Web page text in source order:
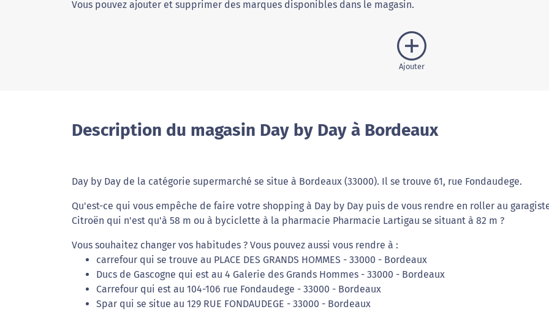
Vous pouvez ajouter et supprimer des marques disponibles dans le magasin.
Ajouter
Description du magasin Day by Day à Bordeaux
Day by Day de la catégorie supermarché se situe à Bordeaux (33000). Il se trouve 61, rue Fondaudege.
Qu'est-ce qui vous empêche de faire votre shopping à Day by Day puis de vous rendre en roller au
Citroën qui n'est qu'à 58 m ou à byciclette à la pharmacie Pharmacie Lartigau se situant à 82 m ?
Vous souhaitez changer vos habitudes ? Vous pouvez aussi vous rendre à :
carrefour qui se trouve au PLACE DES GRANDS HOMMES - 33000 - Bordeaux
Ducs de Gascogne qui est au 4 Galerie des Grands Hommes - 33000 - Bordeaux
Carrefour qui est au 104-106 rue Fondaudege - 33000 - Bordeaux
Spar qui se situe au 129 RUE FONDAUDEGE - 33000 - Bordeaux